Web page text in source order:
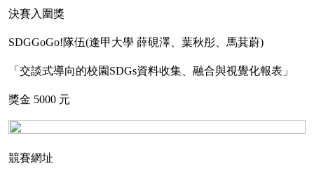
決賽入圍獎
SDGGoGo!隊伍(逢甲大學 薛硯澤、葉秋彤、馬萁蔚)
「交談式導向的校園 SDGs資料收集、融合與視覺化報表」
獎金 5000 元
競賽網址